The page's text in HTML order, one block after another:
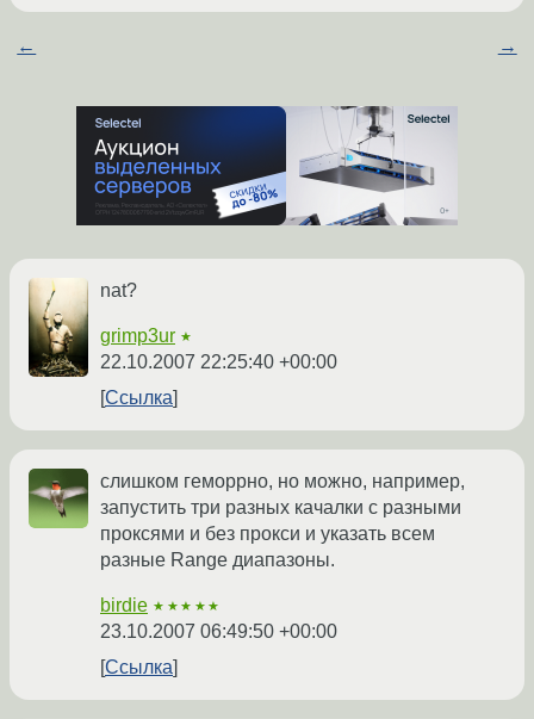
← →
nat?
grimp3ur ★
22.10.2007 22:25:40 +00:00
Ссылка
слишком геморрно, но можно, например,
запустить три разных качалки с разными
проксями и без прокси и указать всем
разные Range диапазоны.
birdie ★★★★★
23.10.2007 06:49:50 +00:00
Ссылка